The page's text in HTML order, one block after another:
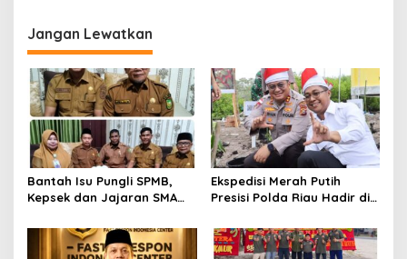
a
s
i
p
o
s
Jangan Lewatkan
Bantah Isu Pungli SPMB,
Kepsek dan Jajaran SMA
Klarifikasi
Ekspedisi Merah Putih
Presisi Polda Riau Hadir di
Bantuan dan Layanan
Kesehatan